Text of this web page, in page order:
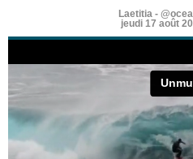
Laetitia-
jeudi 17 août